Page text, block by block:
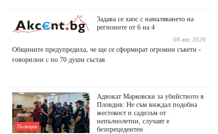
Задава се хаос с намаляването на
регионите от 6 на 4
08 авг, 2026
Общините предупредиха, че ще се сформират огромни съвети -
говорилни с по 70 души състав
Позиция
Адвокат Марковски за убийството в
Пловдив: Не съм виждал подобна
жестокост и садизъм от
непълнолетни, случаят е
безпрецедентен